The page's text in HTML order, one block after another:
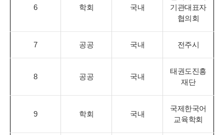
6 학회 국내
기관대표자
협의회
7 공공 국내 전주시
8 공공 국내
태권도진흥
재단
9 학회 국내
국제한국어
교육학회